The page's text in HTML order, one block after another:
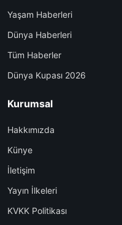
Yaşam Haberleri
Dünya Haberleri
Tüm Haberler
Dünya Kupası 2026
Kurumsal
Hakkımızda
Künye
İletişim
Yayın İlkeleri
KVKK Politikası